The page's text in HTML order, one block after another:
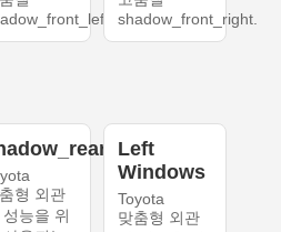
shadow_front_right.
형 외관
능을 위
Left
Windows
Toyota
맞춤형 외관